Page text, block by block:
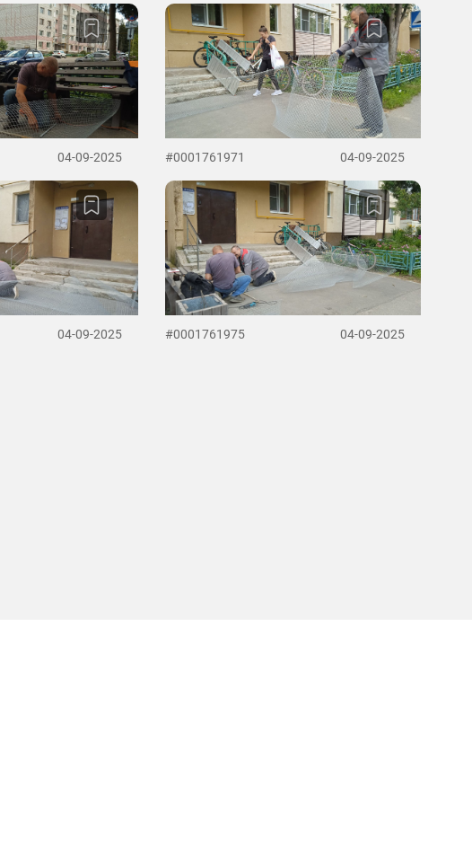
04-09-2025 #0001761971 04-09-2025
04-09-2025 #0001761975 04-09-2025